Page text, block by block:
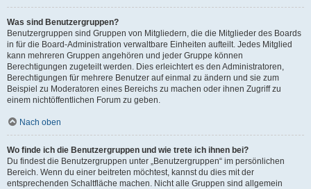
Was sind Benutzergruppen?
Benutzergruppen sind Gruppen von Mitgliedern, die die Mitglieder des Boards
in für die Board-Administration verwaltbare Einheiten aufteilt. Jedes Mitglied
kann mehreren Gruppen angehören und jeder Gruppe können
Berechtigungen zugeteilt werden. Dies erleichtert es den Administratoren,
Berechtigungen für mehrere Benutzer auf einmal zu ändern und sie zum
Beispiel zu Moderatoren eines Bereichs zu machen oder ihnen Zugriff zu
einem nichtöffentlichen Forum zu geben.
Nach oben
Wo finde ich die Benutzergruppen und wie trete ich ihnen bei?
Du findest die Benutzergruppen unter „Benutzergruppen“ im persönlichen
Bereich. Wenn du einer beitreten möchtest, kannst du dies mit der
entsprechenden Schaltfläche machen. Nicht alle Gruppen sind allgemein